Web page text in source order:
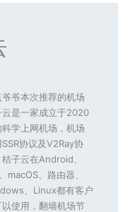
爷本次推荐的机场
云是一家成立于2020
学上网机场，机场
协议及V2Ray协
子云在Android、
macOS、路由器、
、Linux都有客户
以使用，翻墙机场节